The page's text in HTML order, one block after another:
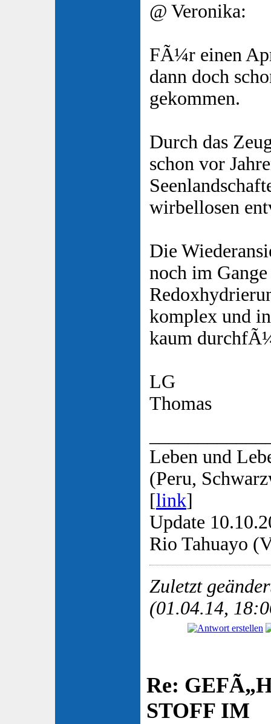
@ Veronika:
FÃ¼r einen
dann doch
gekommen.
Durch das
schon vor
wirbellosen
Die
noch im
komplex und
kaum
LG
Thomas
Leben und
(Peru,
[link]
Update
Rio Tahuayo
Zuletzt
(01.04.14,
Re:
STOFF IM